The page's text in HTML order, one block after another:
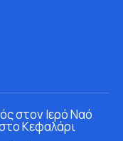
στον Ιερό Ναό
Κεφαλάρι